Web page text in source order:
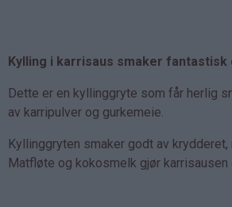
Kylling i karrisaus smaker fantastisk
Dette er en kyllinggryte som får herlig
av karripulver og gurkemeie.
Kyllinggryten smaker godt av
Matfløte og kokosmelk gjør